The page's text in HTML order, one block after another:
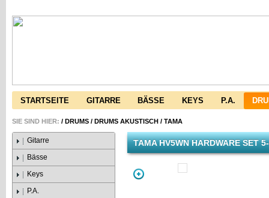
STARTSEITE GITARRE BÄSSE KEYS P.A.
SIE SIND HIER: / DRUMS / DRUMS AKUSTISCH / TAMA
Gitarre
Bässe
Keys
P.A.
TAMA HV5WN HARDWARE SET